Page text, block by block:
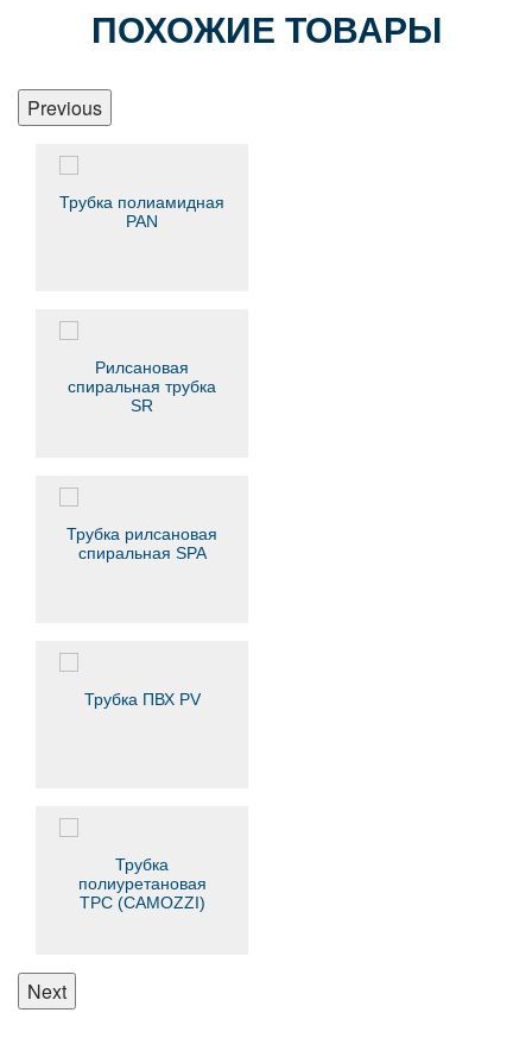
ПОХОЖИЕ ТОВАРЫ
Previous
Трубка полиамидная
PAN
Рилсановая
спиральная трубка
SR
Трубка рилсановая
спиральная SPA
Трубка ПВХ PV
Трубка
полиуретановая
TPC (CAMOZZI)
Next